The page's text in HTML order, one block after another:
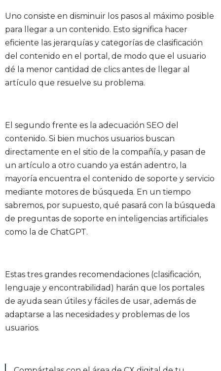
Uno consiste en disminuir los pasos al máximo posible
para llegar a un contenido. Esto significa hacer
eficiente las jerarquías y categorías de clasificación
del contenido en el portal, de modo que el usuario
dé la menor cantidad de clics antes de llegar al
artículo que resuelve su problema.
El segundo frente es la adecuación SEO del
contenido. Si bien muchos usuarios buscan
directamente en el sitio de la compañía, y pasan de
un artículo a otro cuando ya están adentro, la
mayoría encuentra el contenido de soporte y servicio
mediante motores de búsqueda. En un tiempo
sabremos, por supuesto, qué pasará con la búsqueda
de preguntas de soporte en inteligencias artificiales
como la de ChatGPT.
Estas tres grandes recomendaciones (clasificación,
lenguaje y encontrabilidad) harán que los portales
de ayuda sean útiles y fáciles de usar, además de
adaptarse a las necesidades y problemas de los
usuarios.